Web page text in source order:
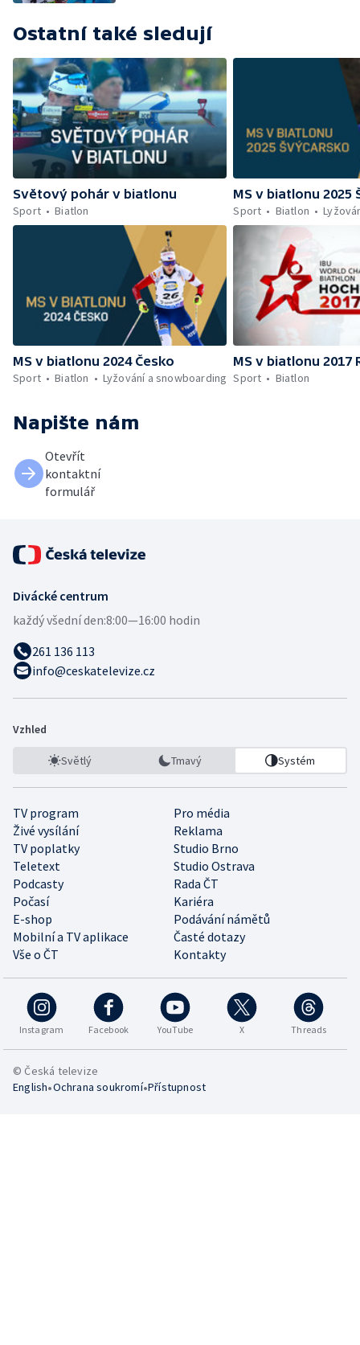
Ostatní také sledují
Světový pohár v biatlonu
Sport
Biatlon
MS v biatlonu 2025
Sport
Biatlon
MS v biatlonu 2024 Česko
Sport
Biatlon Lyžování a snowboarding
MS v biatlonu 2017
Sport
Biatlon
Napište nám
Otevřít
kontaktní
formulář
Divácké centrum
každý všední den:8:00—16:00 hodin
261 136 113
info@ceskatelevize.cz
Vzhled
Světlý Tmavý Systém
TV program
Pro média
Živé vysílání
Reklama
TV poplatky
Studio Brno
Teletext
Studio Ostrava
Podcasty
Rada ČT
Počasí
Kariéra
E-shop
Podávání námětů
Mobilní a TV aplikace
Časté dotazy
Vše o ČT
Kontakty
Instagram Facebook YouTube X Threads
© Česká televize
English•Ochrana soukromí•Přístupnost